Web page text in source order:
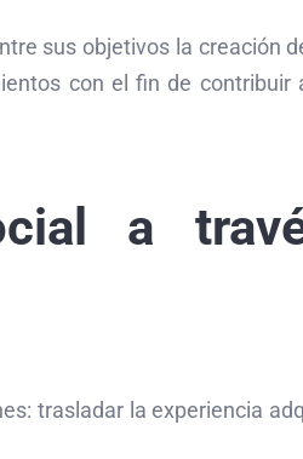
sus objetivos la creación
con el fin de contribuir
a
trasladar la experiencia